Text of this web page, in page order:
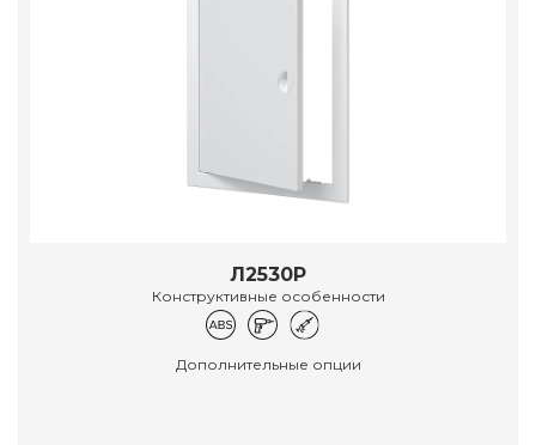
Л2530Р
Конструктивные особенности
Дополнительные опции